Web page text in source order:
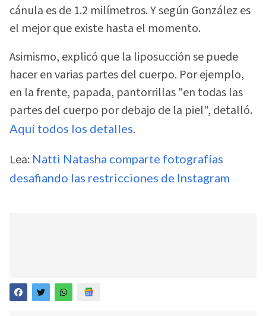
cánula es de 1.2 milímetros. Y según González es
el mejor que existe hasta el momento.
Asimismo, explicó que la liposucción se puede
hacer en varias partes del cuerpo. Por ejemplo,
en la frente, papada, pantorrillas "en todas las
partes del cuerpo por debajo de la piel", detalló.
Aquí todos los detalles.
Lea: Natti Natasha comparte fotografías
desafiando las restricciones de Instagram